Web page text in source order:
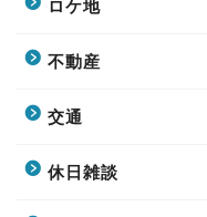
ロケ地
不動産
交通
休日雑談